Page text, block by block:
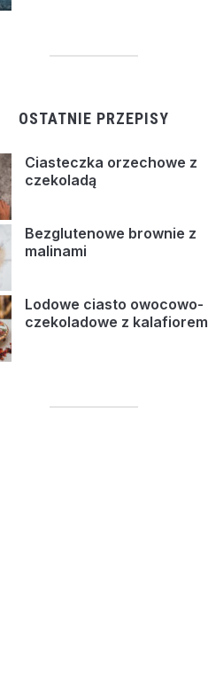
OSTATNIE PRZEPISY
Ciasteczka orzechowe z
czekoladą
Bezglutenowe brownie z
malinami
Lodowe ciasto owocowo-
czekoladowe z kalafiorem